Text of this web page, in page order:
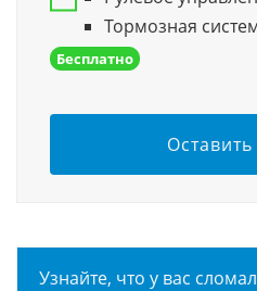
Тормозная
Бесплатно
Оставить
Узнайте, что у вас